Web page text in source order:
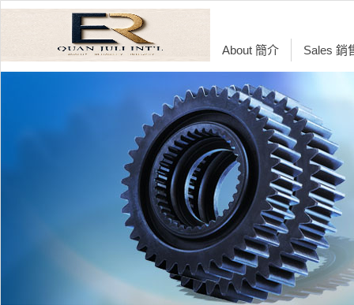
About 簡介 Sales 銷